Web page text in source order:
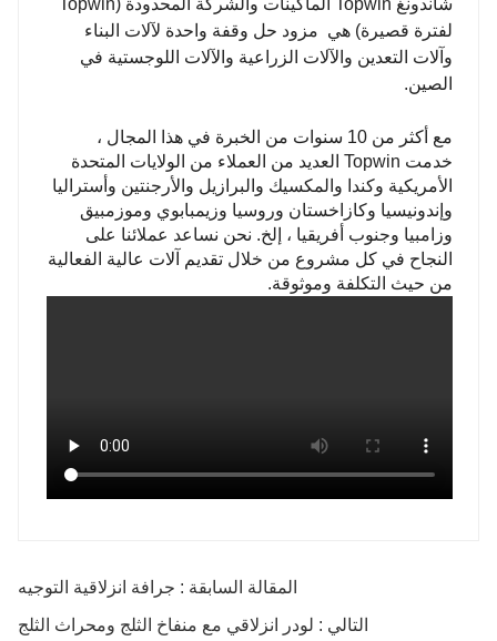
لفترة قصيرة) هي مزود حل وقفة واحدة لآلات البناء
وآلات التعدين والآلات الزراعية والآلات اللوجستية في
الصين.
مع أكثر من 10 سنوات من الخبرة في هذا المجال ،
خدمت Topwin العديد من العملاء من الولايات المتحدة
الأمريكية وكندا والمكسيك والبرازيل والأرجنتين وأستراليا
وإندونيسيا وكازاخستان وروسيا وزيمبابوي وموزمبيق
وزامبيا وجنوب أفريقيا ، إلخ. نحن نساعد عملائنا على
النجاح في كل مشروع من خلال تقديم آلات عالية الفعالية
من حيث التكلفة وموثوقة.
المقالة السابقة : جرافة انزلاقية التوجيه
التالي : لودر انزلاقي مع منفاخ الثلج ومحراث الثلج